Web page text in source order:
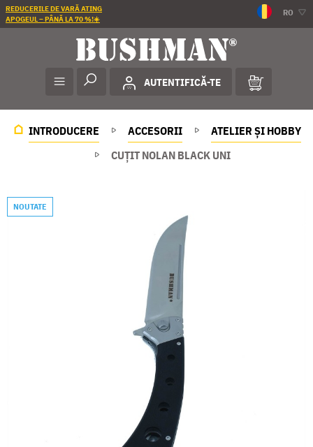
REDUCERILE DE VARĂ ATING
APOGEUL – PÂNĂ LA 70 %!☀️
RO
AUTENTIFICĂ-TE
INTRODUCERE ACCESORII
ATELIER ȘI HOBBY
CUŢIT NOLAN BLACK UNI
NOUTATE